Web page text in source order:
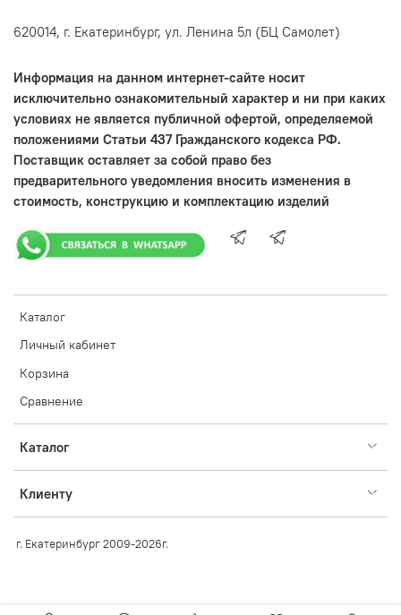
Каталог
Личный кабинет
Корзина
Сравнение
Каталог
Клиенту
620014, г. Екатеринбург, ул. Ленина 5л (БЦ Самолет)
Информация на данном интернет-сайте носит
исключительно ознакомительный характер и ни при каких
условиях не является публичной офертой, определяемой
положениями Статьи 437 Гражданского кодекса РФ.
Поставщик оставляет за собой право без
предварительного уведомления вносить изменения в
стоимость, конструкцию и комплектацию изделий
г. Екатеринбург 2009-2026г.